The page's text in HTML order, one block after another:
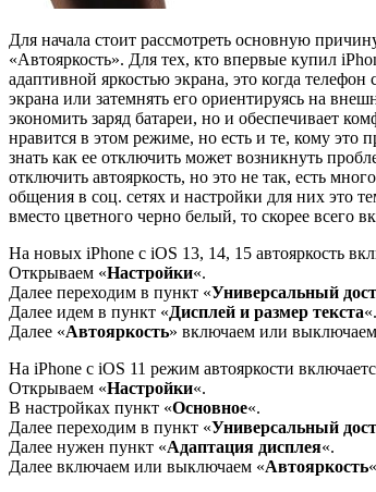
Для начала стоит рассмотреть основную
«Автояркость». Для тех, кто впервые купил
адаптивной яркостью экрана, это когда
экрана или затемнять его ориентируясь на
экономить заряд батареи, но и обеспечивает
нравится в этом режиме, но есть и те, кому это
знать как ее отключить может возникнуть
отключить автояркость, но это не так, есть
общения в соц. сетях и настройки для них это
вместо цветного черно белый, то скорее всего
На новых iPhone с iOS 13, 14, 15 автояркость
Открываем «Настройки«.
Далее переходим в пункт «Универсальный
Далее идем в пункт «Дисплей и размер текста«.
Далее «Автояркость» включаем или
На iPhone с iOS 11 режим автояркости
Открываем «Настройки«.
В настройках пункт «Основное«.
Далее переходим в пункт «Универсальный
Далее нужен пункт «Адаптация дисплея«.
Далее включаем или выключаем «Автояркость